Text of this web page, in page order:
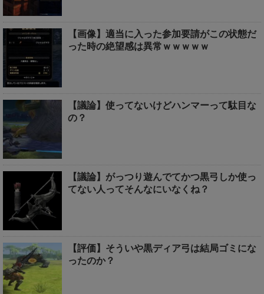
【画像】適当に入った参加要請がこの状態だ
った時の絶望感は異常ｗｗｗｗｗ
【議論】使ってないけどハンマーって駄目な
の？
【議論】がっつり遊んでてかつ黒弓しか使っ
てない人ってそんなにいなくね？
【評価】そういや黒ディア弓は結局ゴミにな
ったのか？